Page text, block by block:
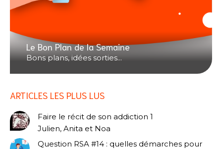
Le Bon Plan de la Semaine
Bons plans, idées sorties...
ARTICLES LES PLUS LUS
Faire le récit de son addiction 1
Julien, Anita et Noa
Question RSA #14 : quelles démarches pour